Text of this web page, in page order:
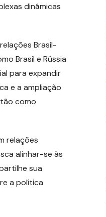
dinâmicas
Brasil-
Brasil e Rússia
para expandir
e a ampliação
como
relações
alinhar-se às
sua
a política